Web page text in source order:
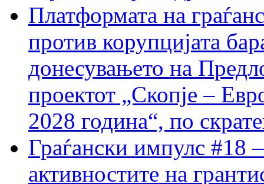
Платформата на
против корупцијата
донесувањето на
проектот „Скопје –
2028 година“, по
Граѓански импулс #18
активностите на